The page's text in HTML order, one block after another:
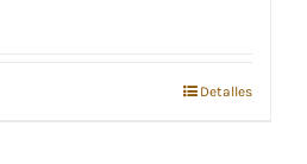
Detalles